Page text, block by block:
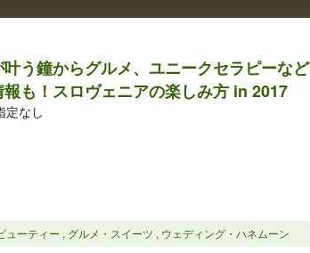
う鐘からグルメ、ユニークセラピーなど
も！スロヴェニアの楽しみ方 in 2017
定なし
ーティー , グルメ・スイーツ , ウェディング・ハネムーン